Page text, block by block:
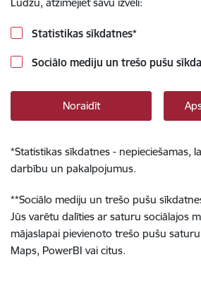
Statistikas sīkdatnes*
Sociālo mediju un trešo pušu
Noraidīt
*Statistikas sīkdatnes - nepieciešamas,
darbību un pakalpojumus.
**Sociālo mediju un trešo pušu
Jūs varētu dalīties ar saturu sociālajos
mājaslapai pievienoto trešo pušu
Maps, PowerBI vai citus.